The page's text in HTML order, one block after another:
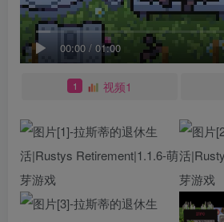
00:00 / 01:00
1 视频1